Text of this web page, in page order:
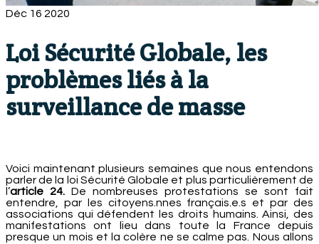
Déc 16 2020
Loi Sécurité Globale, les
problèmes liés à la
surveillance de masse
Voici maintenant plusieurs semaines que nous entendons
parler de la loi Sécurité Globale et plus particulièrement de
l’article 24. De nombreuses protestations se sont fait
entendre, par les citoyens.nnes français.e.s et par des
associations qui défendent les droits humains. Ainsi, des
manifestations ont lieu dans toute la France depuis
presque un mois et la colère ne se calme pas. Nous allons